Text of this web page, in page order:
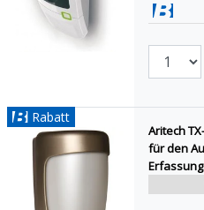
Rabatt
Aritech
für den